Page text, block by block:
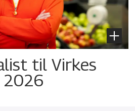
til Virkes
2026